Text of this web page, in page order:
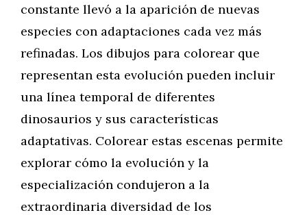
constante llevó a la aparición de nuevas
especies con adaptaciones cada vez más
refinadas. Los dibujos para colorear que
representan esta evolución pueden incluir
una línea temporal de diferentes
dinosaurios y sus características
adaptativas. Colorear estas escenas permite
explorar cómo la evolución y la
especialización condujeron a la
extraordinaria diversidad de los